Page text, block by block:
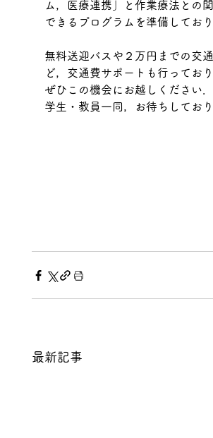
ム，医療連携」と作業療法との
できるプログラムを準備しており
無料送迎バスや２万円までの交
ど，交通費サポートも行っており
ぜひこの機会にお越しください．
学生・教員一同，お待ちしており
最新記事